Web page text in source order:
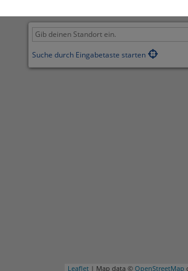
Suche durch Eingabetaste starten
Leaflet | Map data © OpenStreetMap